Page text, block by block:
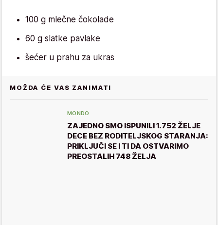
100 g mlečne čokolade
60 g slatke pavlake
šećer u prahu za ukras
MOŽDA ĆE VAS ZANIMATI
MONDO
ZAJEDNO SMO ISPUNILI 1.752 ŽELJE
DECE BEZ RODITELJSKOG STARANJA:
PRIKLJUČI SE I TI DA OSTVARIMO
PREOSTALIH 748 ŽELJA